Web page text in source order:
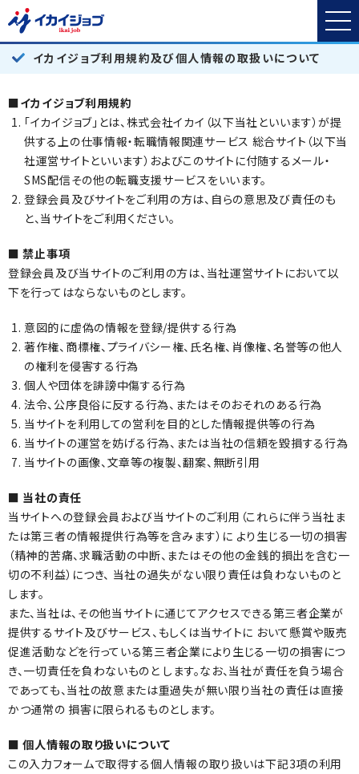
イカイジョブ利用規約及び個人情報の取扱いについて
■イカイジョブ利用規約
「イカイジョブ」とは、株式会社イカイ（以下当社といいます）が提
供する上の仕事情報・転職情報関連サービス 総合サイト（以下当
社運営サイトといいます）およびこのサイトに付随するメール・
SMS配信その他の転職支援サービスをいいます。
登録会員及びサイトをご利用の方は、自らの意思及び責任のも
と、当サイトをご利用ください。
■ 禁止事項
登録会員及び当サイトのご利用の方は、当社運営サイトにおいて以
下を行ってはならないものとします。
意図的に虚偽の情報を登録/提供する行為
著作権、商標権、プライバシー権、氏名権、肖像権、名誉等の他人
の権利を侵害する行為
個人や団体を誹謗中傷する行為
法令、公序良俗に反する行為、またはそのおそれのある行為
当サイトを利用しての営利を目的とした情報提供等の行為
当サイトの運営を妨げる行為、または当社の信頼を毀損する行為
当サイトの画像、文章等の複製、翻案、無断引用
■ 当社の責任
当サイトへの登録会員および当サイトのご利用（これらに伴う当社ま
たは第三者の情報提供行為等を含みます）に より生じる一切の損害
（精神的苦痛、求職活動の中断、またはその他の金銭的損出を含む一
切の不利益）につき、 当社の過失がない限り責任は負わないものと
します。
また、当社は、その他当サイトに通じてアクセスできる第三者企業が
提供するサイト及びサービス、もしくは当サイトに おいて懸賞や販売
促進活動などを行っている第三者企業により生じる一切の損害につ
き、一切責任を負わないものと します。なお、当社が責任を負う場合
であっても、当社の故意または重過失が無い限り当社の責任は直接
かつ通常の 損害に限られるものとします。
■ 個人情報の取り扱いについて
この入力フォームで取得する個人情報の取り扱いは下記3項の利用